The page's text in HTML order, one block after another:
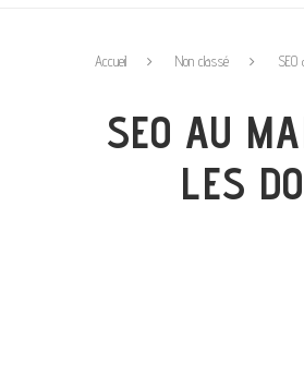
Accueil Non classé
SEO AU
LES